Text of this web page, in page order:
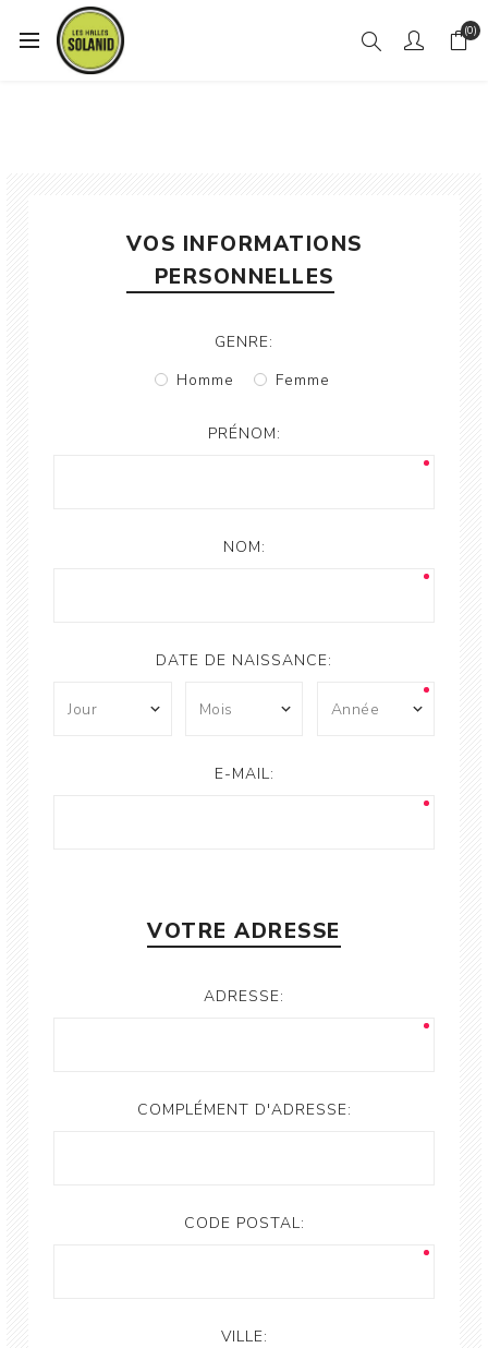
(0)
VOS INFORMATIONS
PERSONNELLES
GENRE:
Homme
Femme
PRÉNOM:
NOM:
DATE DE NAISSANCE:
E-MAIL:
VOTRE ADRESSE
ADRESSE:
COMPLÉMENT D'ADRESSE:
CODE POSTAL:
VILLE: